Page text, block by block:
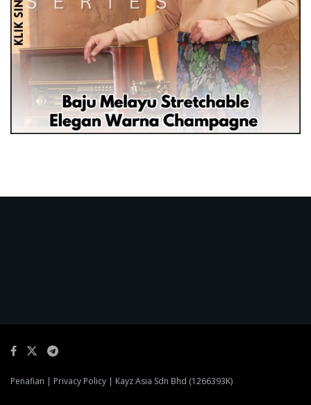
Penafian | Privacy Policy | Kayz Asia Sdn Bhd (1266393K)